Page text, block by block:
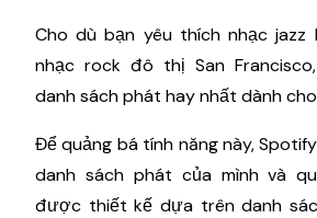
Cho dù bạn yêu thích nhạc jazz
nhạc rock đô thị San
danh sách phát hay nhất dành
Để quảng bá tính năng này,
danh sách phát của mình và
được thiết kế dựa trên danh